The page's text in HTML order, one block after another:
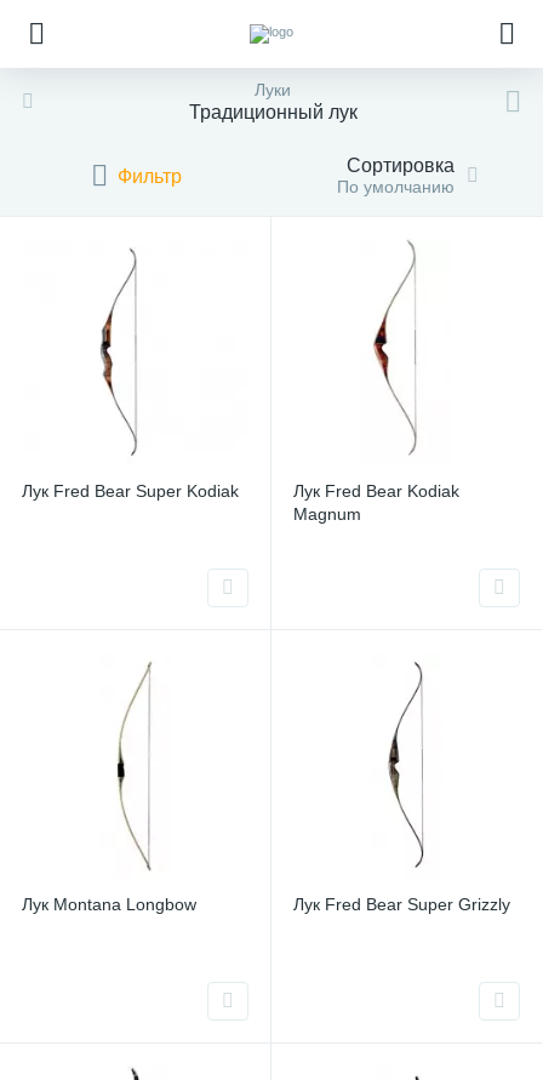
Луки
Традиционный лук
Фильтр Сортировка
По умолчанию
Лук Fred Bear Super Kodiak
Лук Fred Bear Kodiak
Magnum
Лук Montana Longbow Лук Fred Bear Super Grizzly